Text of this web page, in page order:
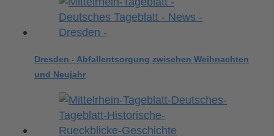
Dresden - Abfallentsorgung zwischen Weihnachten
und Neujahr